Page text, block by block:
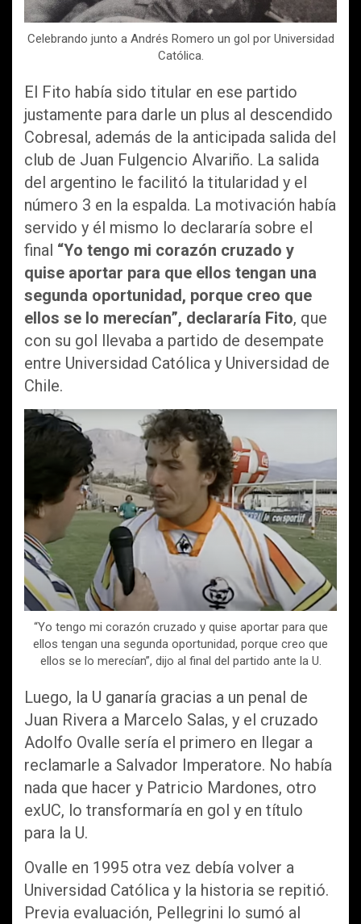
Celebrando junto a Andrés Romero un gol por Universidad
Católica.
El Fito había sido titular en ese partido
justamente para darle un plus al descendido
Cobresal, además de la anticipada salida del
club de Juan Fulgencio Alvariño. La salida
del argentino le facilitó la titularidad y el
número 3 en la espalda. La motivación había
servido y él mismo lo declararía sobre el
final “Yo tengo mi corazón cruzado y
quise aportar para que ellos tengan una
segunda oportunidad, porque creo que
ellos se lo merecían”, declararía Fito, que
con su gol llevaba a partido de desempate
entre Universidad Católica y Universidad de
Chile.
“Yo tengo mi corazón cruzado y quise aportar para que
ellos tengan una segunda oportunidad, porque creo que
ellos se lo merecían”, dijo al final del partido ante la U.
Luego, la U ganaría gracias a un penal de
Juan Rivera a Marcelo Salas, y el cruzado
Adolfo Ovalle sería el primero en llegar a
reclamarle a Salvador Imperatore. No había
nada que hacer y Patricio Mardones, otro
exUC, lo transformaría en gol y en título
para la U.
Ovalle en 1995 otra vez debía volver a
Universidad Católica y la historia se repitió.
Previa evaluación, Pellegrini lo sumó al